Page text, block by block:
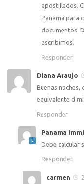
apostillados.
Panamá para
documentos.
escribirnos.
Responder
Diana Araujo
Buenas noches,
equivalente d
Responder
Panama
Debe calcular
Responder
carmen